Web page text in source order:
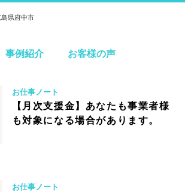
県府中市
事例紹介 お客様の声
お仕事ノート
【月次支援金】あなたも事業者様
も対象になる場合があります。
お仕事ノート